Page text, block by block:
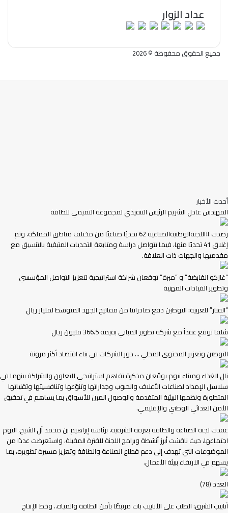
عداد الزوار
جميع الحقوق محفوظة © 2026
أحدث الأخبار
المهندس عادل الشريم الرئيس التنفيذي لمجموعة التميمي للطاقة
رصدت #اللجنةالوطنيةالصناعية 62 تحديًا صناعيًا من مختلف مناطق المملكة، وتم
إغلاق 41 تحديًا منها، فيما تتواصل دراسة ومتابعة التحديات المتبقية بالتنسيق مع
مقدميها والجهات ذات العلاقة.
“غازكو القابضة” و “مبرة” توقعان شراكة استراتيجية لتعزيز التواصل المؤسسي
وتطوير القيادات المهنية
“الفنار” للعربية: التوطين دفع صادراتنا من مفاتيح الجهد المتوسط لمليار ريال
شلفا توقع عقداً مع شركة تطوير المباني بقيمة 366.5 مليون ريال
التوطين وتعزيز المحتوى المحلي … دور الشركات في بناء اقتصاد أكثر مرونة
نال الغذاء وميناء نيوم يوقّعان مذكرة تفاهم استراتيجي للتعاون والشراكة بينهما في
سلاسل الإمداد لصناعات الأعلاف والحبوب وجداراتها وتنوّعها وتنافسيتها وتقنياتها
المتطورة ونظمها البيئية المتقدمة والوصول المرن للأسواق بما يساهم في تحقيق
الأمن الغذائي الوطني والإقليمي.
عقدت لجنة الصناعة والطاقة بغرفة الشرقية، برئاسة إبراهيم بن محمد آل الشيخ، اليوم
اجتماعها، حيث ناقشت أبرز أنشطة وبرامج اللجنة للفترة المقبلة، واستعرضت عددًا من
الموضوعات التي تهدف إلى دعم قطاع الصناعة والطاقة وتعزيز مسيرة تطويره، بما
يسهم في الارتقاء ببيئة الأعمال.
العدد (78)
أنابيب الشرق: الطلب على الأنابيب بات مرتبطًا بأمن الطاقة والمياه.. وخط الإنتاج